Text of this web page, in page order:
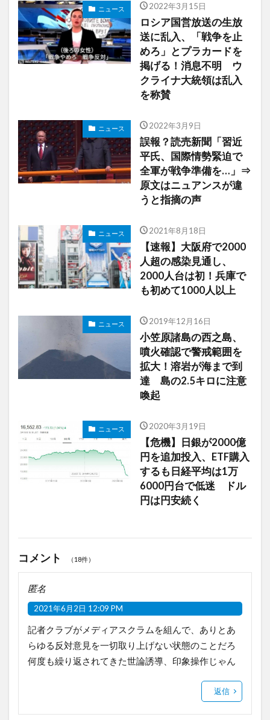
ニュース 2022年3月15日
ロシア国営放送の生放
送に乱入、「戦争を止
めろ」とプラカードを
掲げる！消息不明 ウ
クライナ大統領は乱入
を称賛
ニュース 2022年3月9日
誤報？読売新聞「習近
平氏、国際情勢緊迫で
全軍が戦争準備を…」⇒
原文はニュアンスが違
うと指摘の声
ニュース 2021年8月18日
【速報】大阪府で2000
人超の感染見通し、
2000人台は初！兵庫で
も初めて1000人以上
ニュース 2019年12月16日
小笠原諸島の西之島、
噴火確認で警戒範囲を
拡大！溶岩が海まで到
達 島の2.5キロに注意
喚起
ニュース 2020年3月19日
【危機】日銀が2000億
円を追加投入、ETF購入
するも日経平均は1万
6000円台で低迷 ドル
円は円安続く
コメント （18件）
匿名
2021年6月2日 12:09 PM
記者クラブがメディアスクラムを組んで、ありとあ
らゆる反対意見を一切取り上げない状態のことだろ
何度も繰り返されてきた世論誘導、印象操作じゃん
返信